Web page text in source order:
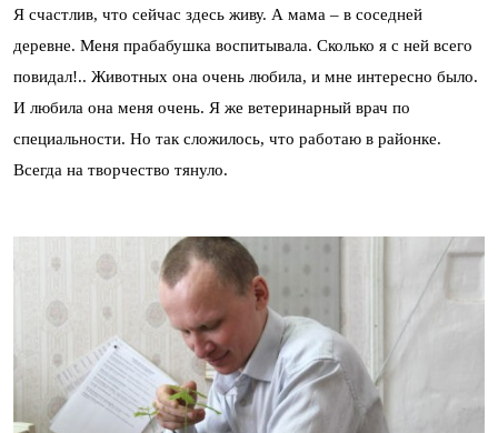
Я счастлив, что сейчас здесь живу. А мама – в соседней
деревне. Меня прабабушка воспитывала. Сколько я с ней всего
повидал!.. Животных она очень любила, и мне интересно было.
И любила она меня очень. Я же ветеринарный врач по
специальности. Но так сложилось, что работаю в районке.
Всегда на творчество тянуло.